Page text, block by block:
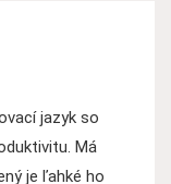
jazyk so
Má
je ľahké ho